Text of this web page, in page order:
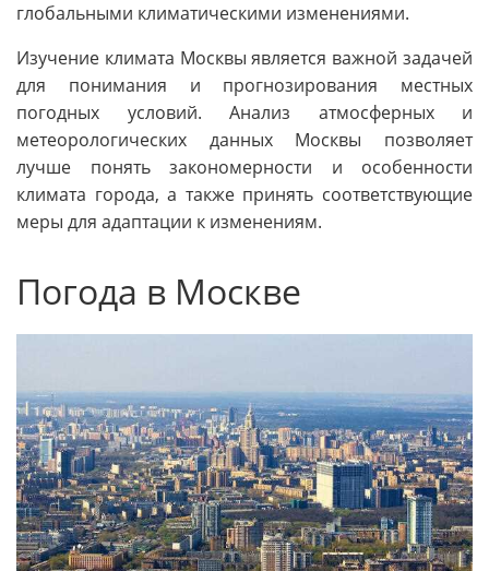
глобальными климатическими изменениями.
Изучение климата Москвы является важной задачей
для понимания и прогнозирования местных
погодных условий. Анализ атмосферных и
метеорологических данных Москвы позволяет
лучше понять закономерности и особенности
климата города, а также принять соответствующие
меры для адаптации к изменениям.
Погода в Москве